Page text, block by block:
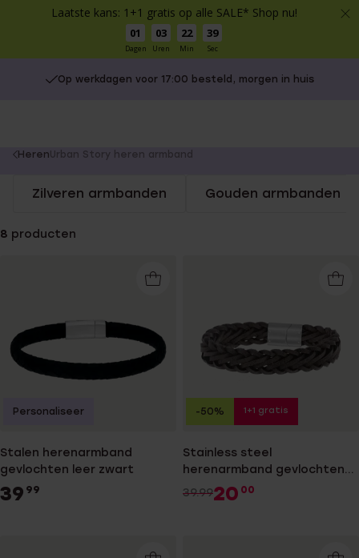
Laatste kans: 1+1 gratis op alle SALE* Shop nu!
01
Dagen
03
Uren
22
Min
39
Sec
Op werkdagen voor 17:00 besteld, morgen in huis
You
here:
HerenUrban Story heren armband
Zilveren armbanden Gouden armbanden
8 producten
Stalen herenarmband
gevlochten leer zwart
39 99
Personaliseer
Stainless steel
herenarmband gevlochten
leer bruin/grijs
39.9920 00
-50% 1+1 gratis